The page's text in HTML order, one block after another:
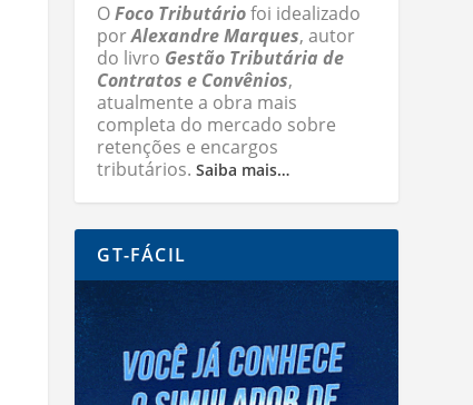
OFoco Tributáriofoi idealizado
porAlexandre Marques, autor
do livro Gestão Tributária de
Contratos e Convênios,
atualmente a obra mais
completa do mercado sobre
retenções e encargos
tributários.Saiba mais…
GT-FÁCIL